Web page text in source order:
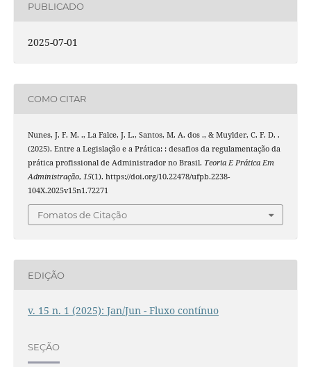
PUBLICADO
2025-07-01
COMO CITAR
Nunes, J. F. M. ., La Falce, J. L., Santos, M. A. dos ., & Muylder, C. F. D. .
(2025). Entre a Legislação e a Prática: : desafios da regulamentação da
prática profissional de Administrador no Brasil. Teoria E Prática Em
Administração, 15(1). https://doi.org/10.22478/ufpb.2238-
104X.2025v15n1.72271
Fomatos de Citação
EDIÇÃO
v. 15 n. 1 (2025): Jan/Jun - Fluxo contínuo
SEÇÃO